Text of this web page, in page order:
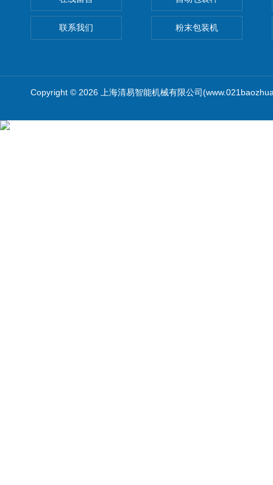
联系我们 粉末包装机
Copyright © 2026 上海清易智能机械有限公司